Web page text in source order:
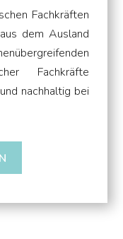
Fachkräften
dem Ausland
Fachkräfte
nachhaltig bei